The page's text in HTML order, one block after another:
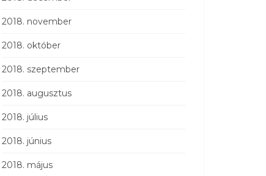
2018. november
2018. október
2018. szeptember
2018. augusztus
2018. július
2018. június
2018. május